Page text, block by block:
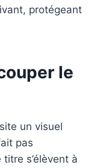
protégeant
le
un visuel
pas
s’élèvent à